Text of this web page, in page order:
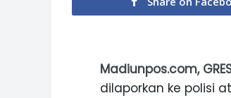
Madiunpos.com,
dilaporkan ke polisi